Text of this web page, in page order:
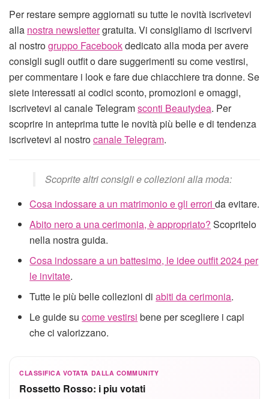
Per restare sempre aggiornati su tutte le novità iscrivetevi
alla nostra newslettergratuita. Vi consigliamo di iscrivervi
al nostrogruppo Facebookdedicato alla moda per avere
consigli sugli outfit o dare suggerimenti su come vestirsi,
per commentare i look e fare due chiacchiere tra donne. Se
siete interessati ai codici sconto, promozioni e omaggi,
iscrivetevi al canale Telegramsconti Beautydea. Per
scoprire in anteprima tutte le novità più belle e di tendenza
iscrivetevi al nostrocanale Telegram.
Scoprite altri consigli e collezioni alla moda:
Cosa indossare a un matrimonio e gli errorida evitare.
Abito nero a una cerimonia, è appropriato? Scopritelo
nella nostra guida.
Cosa indossare a un battesimo, le idee outfit 2024 per
le invitate.
Tutte le più belle collezioni diabiti da cerimonia.
Le guide sucome vestirsi bene per scegliere i capi
che ci valorizzano.
CLASSIFICA VOTATA DALLA COMMUNITY
Rossetto Rosso: i piu votati